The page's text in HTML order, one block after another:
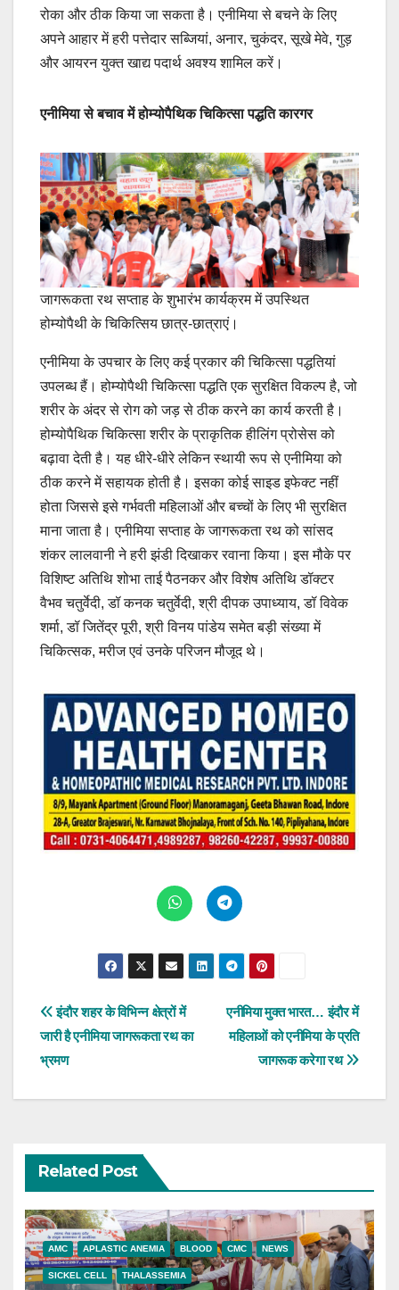
रोका और ठीक किया जा सकता है। एनीमिया से बचने के लिए
अपने आहार में हरी पत्तेदार सब्जियां, अनार, चुकंदर, सूखे मेवे, गुड़
और आयरन युक्त खाद्य पदार्थ अवश्य शामिल करें।
एनीमिया से बचाव में होम्योपैथिक चिकित्सा पद्धति कारगर
जागरूकता रथ सप्ताह के शुभारंभ कार्यक्रम में उपस्थित
होम्योपैथी के चिकित्सिय छात्र-छात्राएं।
एनीमिया के उपचार के लिए कई प्रकार की चिकित्सा पद्धतियां
उपलब्ध हैं। होम्योपैथी चिकित्सा पद्धति एक सुरक्षित विकल्प है, जो
शरीर के अंदर से रोग को जड़ से ठीक करने का कार्य करती है।
होम्योपैथिक चिकित्सा शरीर के प्राकृतिक हीलिंग प्रोसेस को
बढ़ावा देती है। यह धीरे-धीरे लेकिन स्थायी रूप से एनीमिया को
ठीक करने में सहायक होती है। इसका कोई साइड इफेक्ट नहीं
होता जिससे इसे गर्भवती महिलाओं और बच्चों के लिए भी सुरक्षित
माना जाता है। एनीमिया सप्ताह के जागरूकता रथ को सांसद
शंकर लालवानी ने हरी झंडी दिखाकर रवाना किया। इस मौके पर
विशिष्ट अतिथि शोभा ताई पैठनकर और विशेष अतिथि डॉक्टर
वैभव चतुर्वेदी, डॉ कनक चतुर्वेदी, श्री दीपक उपाध्याय, डॉ विवेक
शर्मा, डॉ जितेंद्र पूरी, श्री विनय पांडेय समेत बड़ी संख्या में
चिकित्सक, मरीज एवं उनके परिजन मौजूद थे।
Post
navigation
एनीमिया मुक्त भारत… इंदौर में
महिलाओं को एनीमिया के प्रति
जागरूक करेगा रथ
इंदौर शहर के विभिन्न क्षेत्रों में
जारी है एनीमिया जागरूकता रथ का
भ्रमण
Related Post
AMC APLASTIC ANEMIA BLOOD CMC NEWS
SICKEL CELL THALASSEMIA